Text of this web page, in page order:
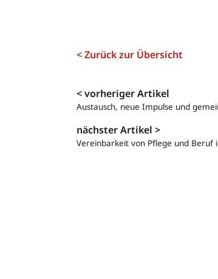
< Zurück zur Übersicht
Navigation
< vorheriger Artikel
Austausch, neue Impulse und
nächster Artikel >
Vereinbarkeit von Pflege und